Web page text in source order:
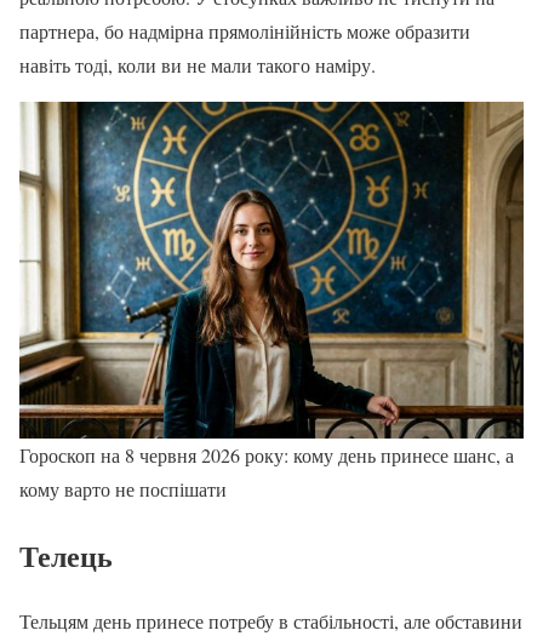
партнера, бо надмірна прямолінійність може образити
навіть тоді, коли ви не мали такого наміру.
Гороскоп на 8 червня 2026 року: кому день принесе шанс, а
кому варто не поспішати
Телець
Тельцям день принесе потребу в стабільності, але обставини